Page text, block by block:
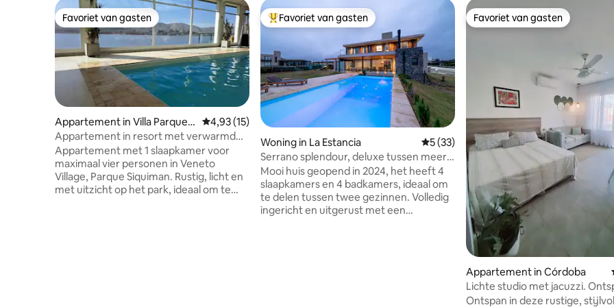
Favoriet van gasten
Favoriet van gasten
Appartement in Villa Parque S
íquiman
Gemiddelde beoordeling van 4,93 uit 5, 15 recensies
4,93 (15)
Appartement in resort met verwarmd
zwembad
Appartement met 1 slaapkamer voor
maximaal vier personen in Veneto
Village, Parque Siquiman. Rustig, licht en
met uitzicht op het park, ideaal om te
Topfavoriet van gasten
Favoriet van gasten
Woning in La Estancia Gemiddelde beoordeling van 5 uit 5, 33
5 (33)
Serrano splendour, deluxe tussen meer
en bergen
Mooi huis geopend in 2024, het heeft 4
slaapkamers en 4 badkamers, ideaal om
te delen tussen twee gezinnen. Volledig
ingericht en uitgerust met een
Favoriet van gasten
Favoriet van gasten
Appartement in Córdoba
Lichte studio met jacuzzi.
en stijl.
Ontspan in deze rustige,